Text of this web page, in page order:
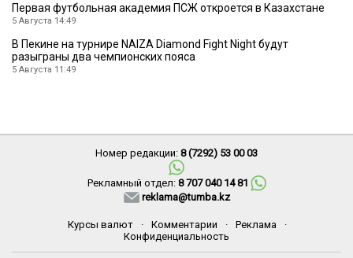
Первая футбольная академия ПСЖ откроется в Казахстане
5 Августа 14:49
В Пекине на турнире NAIZA Diamond Fight Night будут
разыграны два чемпионских пояса
5 Августа 11:49
Номер редакции: 8 (7292) 53 00 03
Рекламный отдел: 8 707 040 14 81
reklama@tumba.kz
Курсы валют · Комментарии · Реклама
·
Конфиденциальность